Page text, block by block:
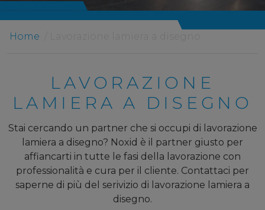
Home
LAVORAZIONE
LAMIERA A DISEGNO
Stai cercando un partner che si occupi di lavorazione
lamiera a disegno? Noxid è il partner giusto per
affiancarti in tutte le fasi della lavorazione con
professionalità e cura per il cliente. Contattaci per
saperne di più del serivizio di lavorazione lamiera a
disegno.